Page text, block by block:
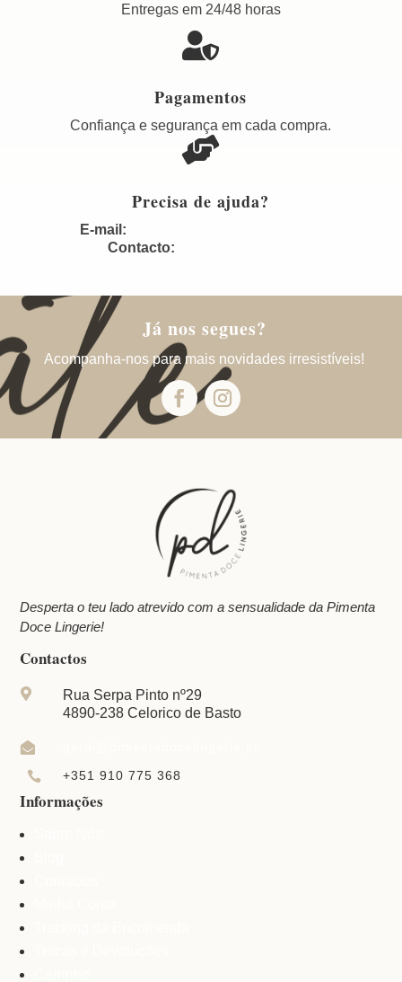
Entregas em 24/48 horas

Pagamentos
Confiança e segurança em cada compra.

Precisa de ajuda?
E-mail:
Contacto:
Já nos segues?
Acompanha-nos para mais novidades irresistíveis!
Desperta o teu lado atrevido com a sensualidade da Pimenta
Doce Lingerie!
Contactos

Rua Serpa Pinto nº29
4890-238 Celorico de Basto

 +351 910 775 368
Informações